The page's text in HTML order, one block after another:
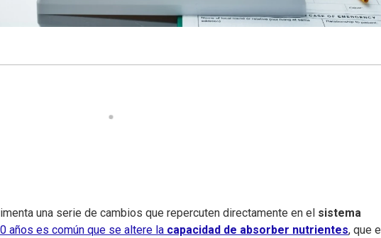
una serie de cambios que repercuten directamente en el sistema
años es común que se altere la capacidad de absorber nutrientes, que el